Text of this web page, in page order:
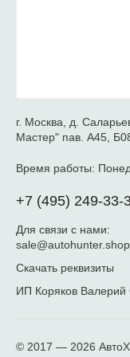
г. Москва, д.
Мастер" пав. А45,
Время работы:
+7 (495) 249-33-
Для связи с нами:
sale@autohunter.shop
Скачать реквизиты
ИП Коряков Валерий
© 2017 — 2026